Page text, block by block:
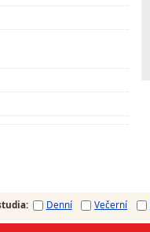
: Denní Večerní